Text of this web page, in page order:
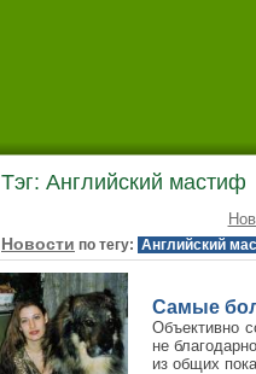
Тэг: Английский мастиф
Новости по тегу: Английский
Самые
Объективно
не
из общих